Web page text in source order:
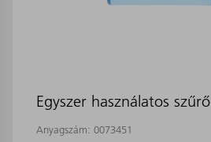
Egyszer használatos szűrő
Anyagszám: 0073451